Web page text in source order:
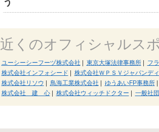
う
近くのオフィシャルス
ユーシーシーフーヅ株式会社 | 東京大塚法律事務所| フ
株式会社インフォシード | 株式会社ＷＰＳＶジャパンデ
株式会社リソウ | 鳥海工業株式会社 | ゆうあいFP事務所|
株式会社 建 心| 株式会社ウィッチドクター | 一般社